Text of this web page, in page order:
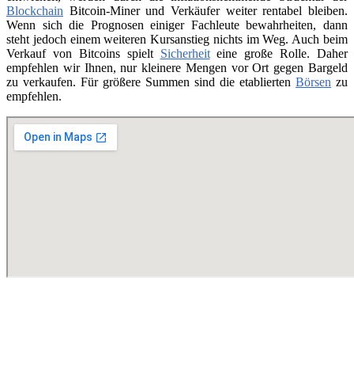
Blockchain Bitcoin-Miner und Verkäufer weiter rentabel bleiben.
Wenn sich die Prognosen einiger Fachleute bewahrheiten, dann
steht jedoch einem weiteren Kursanstieg nichts im Weg. Auch beim
Verkauf von Bitcoins spielt Sicherheiteine große Rolle. Daher
empfehlen wir Ihnen, nur kleinere Mengen vor Ort gegen Bargeld
zu verkaufen. Für größere Summen sind die etablierten Börsen zu
empfehlen.